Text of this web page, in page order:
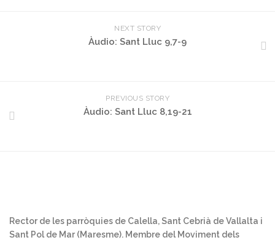
NEXT STORY
Àudio: Sant Lluc 9,7-9
PREVIOUS STORY
Àudio: Sant Lluc 8,19-21
Rector de les parròquies de Calella, Sant Cebrià de Vallalta i
Sant Pol de Mar (Maresme). Membre del Moviment dels